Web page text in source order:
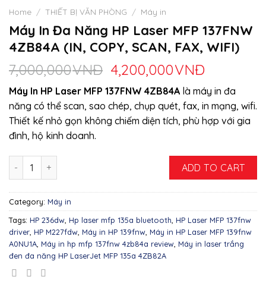
Home / THIẾT BỊ VĂN PHÒNG / Máy in
Máy In Đa Năng HP Laser MFP 137FNW
4ZB84A (IN, COPY, SCAN, FAX, WIFI)
7,000,000VNĐ 4,200,000VNĐ
Máy In HP Laser MFP 137FNW 4ZB84A là máy in đa
năng có thể scan, sao chép, chụp quét, fax, in mạng, wifi.
Thiết kế nhỏ gọn không chiếm diện tích, phù hợp với gia
đình, hộ kinh doanh.
ADD TO CART
Category: Máy in
Tags: HP 236dw Hp laser mfp 135a bluetooth HP Laser MFP 137fnw
driver HP M227fdw Máy in HP 139fnw Máy in HP Laser MFP 139fnw
A0NU1A Máy in hp mfp 137fnw 4zb84a review Máy in laser trắng
đen đa năng HP LaserJet MFP 135a 4ZB82A